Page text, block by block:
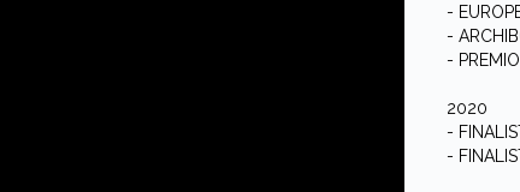
-
-
-
2020
-
-